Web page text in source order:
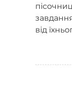
від